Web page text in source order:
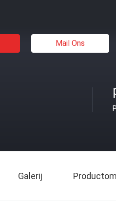
Mail Ons
Galerij